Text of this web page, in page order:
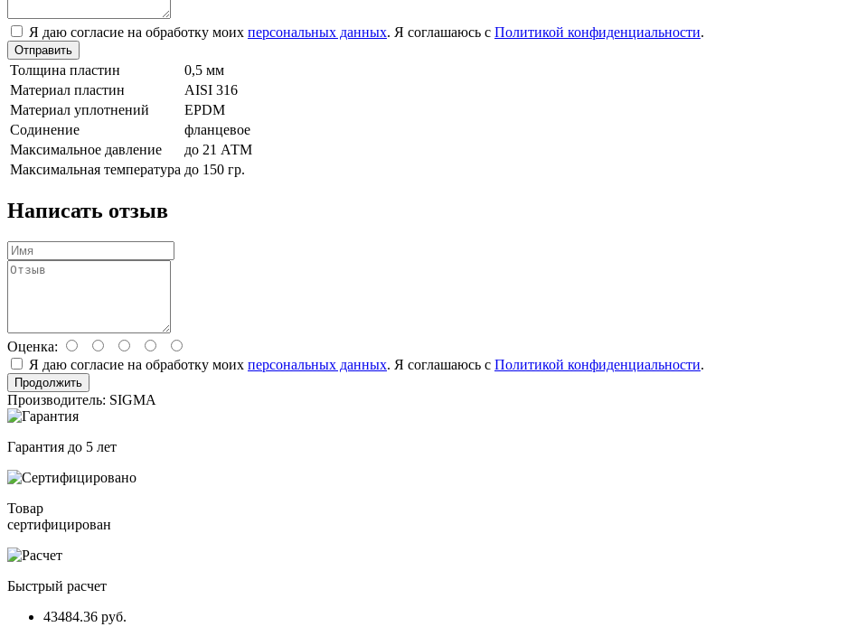
Я даю согласие на обработку моих персональных данных. Я соглашаюсь с Политикой конфиденциальности.
Отправить
Толщина пластин
0,5 мм
Материал пластин
AISI 316
Материал уплотнений
EPDM
Содинение
фланцевое
Максимальное давление
до 21 АТМ
Максимальная температура до 150 гр.
Написать отзыв
Оценка:
Я даю согласие на обработку моих персональных данных. Я соглашаюсь с Политикой конфиденциальности.
Продолжить
Производитель: SIGMA
Гарантия до 5 лет
Товар
сертифицирован
Быстрый расчет
43484.36 руб.